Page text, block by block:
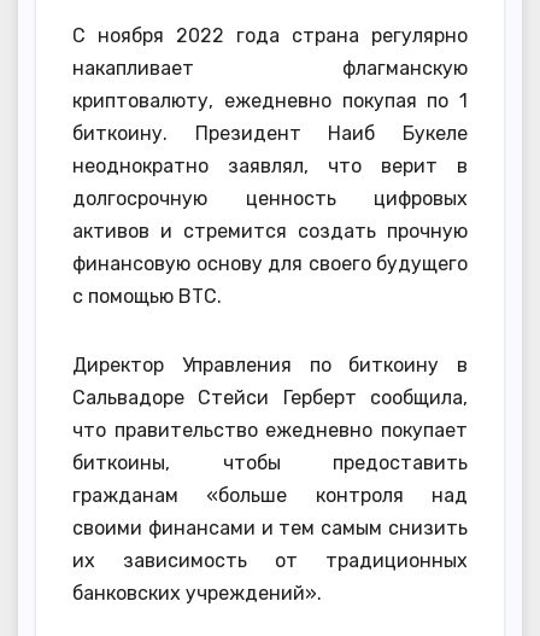
С ноября 2022 года страна регулярно
накапливает флагманскую
криптовалюту, ежедневно покупая по 1
биткоину. Президент Наиб Букеле
неоднократно заявлял, что верит в
долгосрочную ценность цифровых
активов и стремится создать прочную
финансовую основу для своего будущего
с помощью BTC.
Директор Управления по биткоину в
Сальвадоре Стейси Герберт сообщила,
что правительство ежедневно покупает
биткоины, чтобы предоставить
гражданам «больше контроля над
своими финансами и тем самым снизить
их зависимость от традиционных
банковских учреждений».